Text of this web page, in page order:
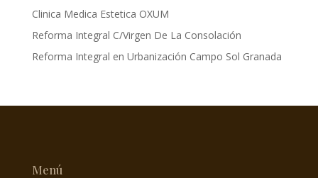
Clinica Medica Estetica OXUM
Reforma Integral C/Virgen De La Consolación
Reforma Integral en Urbanización Campo Sol Granada
Menú